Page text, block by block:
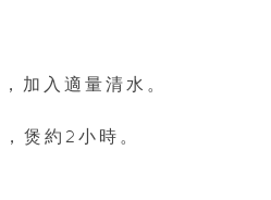
加入適量清水。
煲約2小時。